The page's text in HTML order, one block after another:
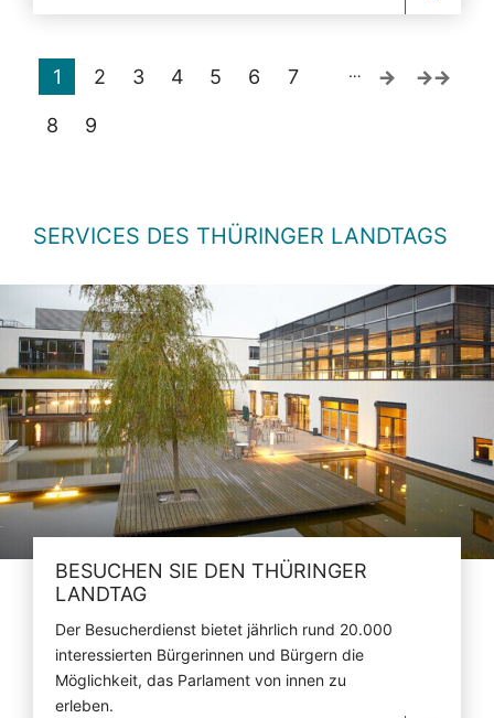
1 2 3 4 5 6 7
8 9
…
SERVICES DES THÜRINGER LANDTAGS
BESUCHEN SIE DEN THÜRINGER
LANDTAG
Der Besucherdienst bietet jährlich rund 20.000
interessierten Bürgerinnen und Bürgern die
Möglichkeit, das Parlament von innen zu
erleben.